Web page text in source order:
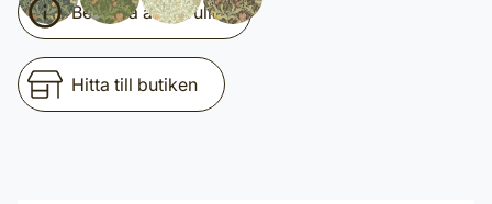
Beräkna antal rullar
Hitta till butiken